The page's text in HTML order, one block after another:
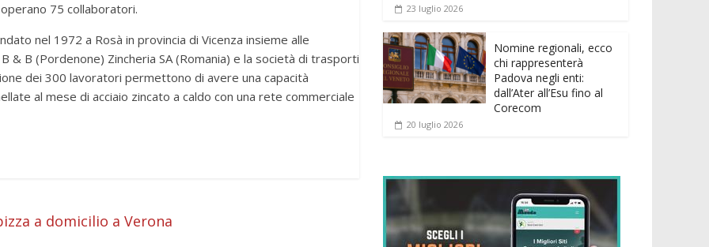
75 collaboratori.
nel 1972 a Rosà in provincia di Vicenza insieme alle
& B (Pordenone) Zincheria SA (Romania) e la società di trasporti
dei 300 lavoratori permettono di avere una capacità
al mese di acciaio zincato a caldo con una rete commerciale
a domicilio a Verona
23 luglio 2026
Nomine regionali, ecco
chi rappresenterà
Padova negli enti:
dall’Ater all’Esu fino al
Corecom
20 luglio 2026